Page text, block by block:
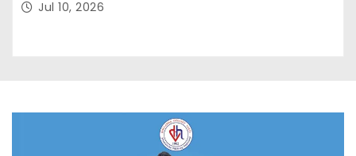
Jul 10, 2026